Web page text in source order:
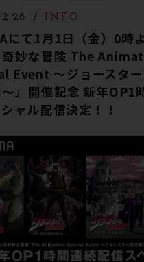
INFO
にて1月1日（金）0時
奇妙な冒険 The
Event ～ジョースタ
」開催記念 新年OP1
ャル配信決定！！